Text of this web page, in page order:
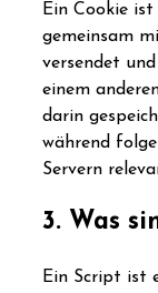
Ein Cookie
gemeinsam
versendet
einem
darin
während
Servern
3. Was
Ein Script ist